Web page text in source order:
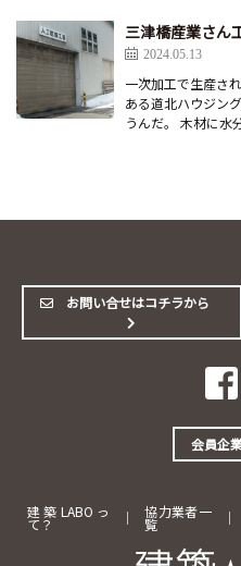
三津橋産業さん
2024.05.13
一次加工で生産さ
ある道北ハウジン
うんだ。 木材に水
お問い合せはコチラから
会員企
建築LABOっ
て？ ｜ 協力業者一
覧 ｜